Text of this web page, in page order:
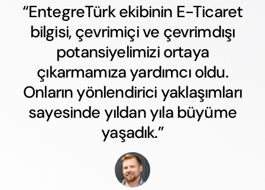
“EntegreTürk ekibinin E-Ticaret
bilgisi, çevrimiçi ve çevrimdışı
potansiyelimizi ortaya
çıkarmamıza yardımcı oldu.
Onların yönlendirici yaklaşımları
sayesinde yıldan yıla büyüme
yaşadık.”